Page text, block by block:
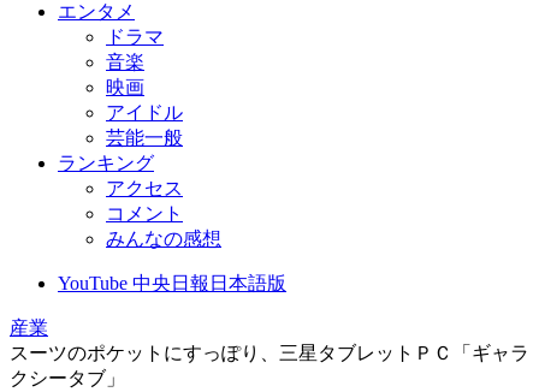
エンタメ
ドラマ
音楽
映画
アイドル
芸能一般
ランキング
アクセス
コメント
みんなの感想
YouTube 中央日報日本語版
産業
スーツのポケットにすっぽり、三星タブレットＰＣ「ギャラ
クシータブ」